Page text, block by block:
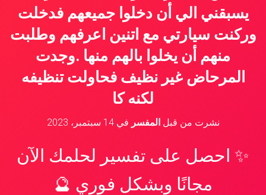
ق
يسبقني الي أن دخلوا جميعهم فدخلت
وركنت سيارتي مع اتنين اعرفهم وطلبت
منهم أن يخلوا بالهم منها .وجدت
المرحاض غير نظيف فحاولت تنظيفه
لكنه كا
نشرت من قبلالمفسر في14 سبتمبر، 2023
✨ احصل على تفسير لحلمك الآن
مجانًا وبشكل فوري 🔮